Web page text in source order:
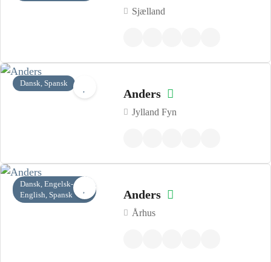
Sjælland
Dansk, Spansk
Anders
Jylland Fyn
Dansk, Engelsk-
English, Spansk
Anders
Århus